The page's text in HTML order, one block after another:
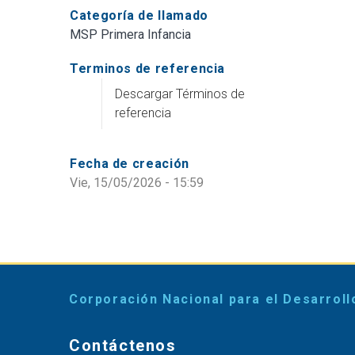
Categoría de llamado
MSP Primera Infancia
Terminos de referencia
Descargar Términos de
referencia
Fecha de creación
Vie, 15/05/2026 - 15:59
Corporación Nacional para el
Contáctenos